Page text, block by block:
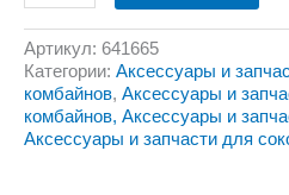
Артикул: 641665
Категории: Аксессуары и
комбайнов, Аксессуары и
комбайнов, Аксессуары и
Аксессуары и запчасти для